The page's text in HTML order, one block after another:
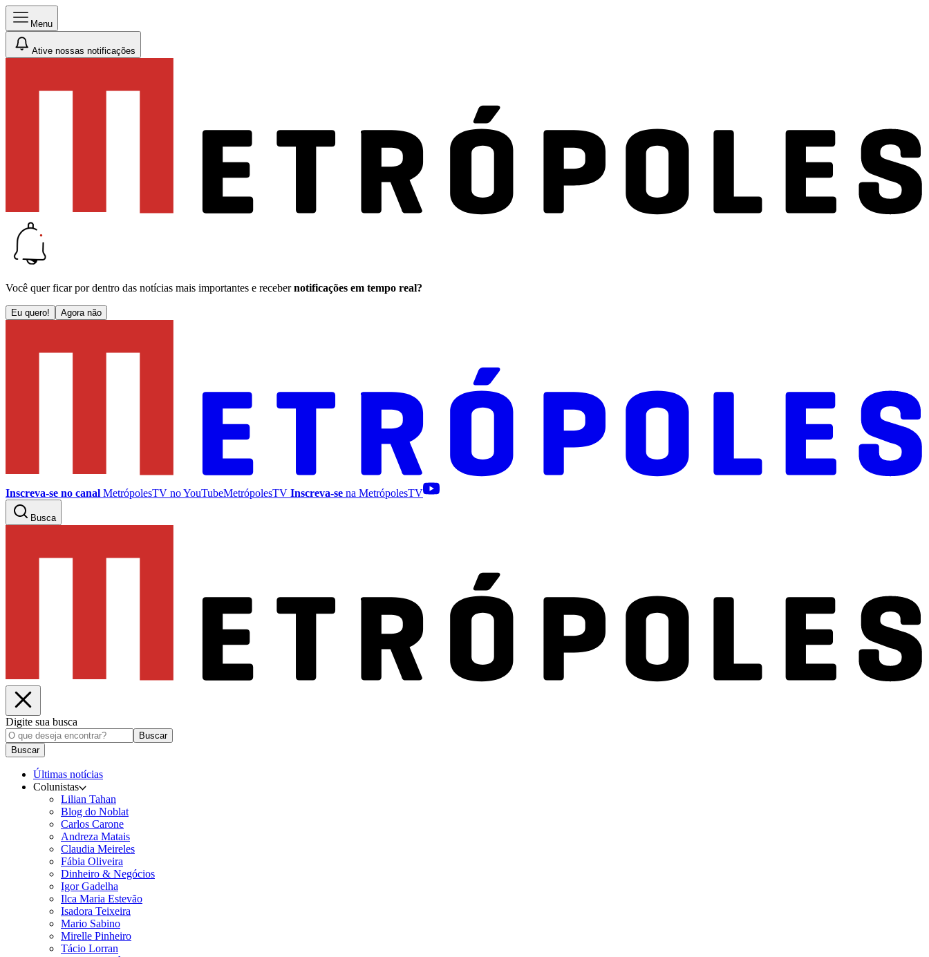
Menu
Ative nossas notificações
Você quer ficar por dentro das notícias mais importantes e receber notificações em tempo real?
Eu quero! Agora não
Inscreva-se no canal MetrópolesTV noYouTubeMetrópolesTV Inscreva-se na MetrópolesTV
Busca
Digite sua busca
Buscar
Buscar
Últimas notícias
Colunistas
Lilian Tahan
Blog do Noblat
Carlos Carone
Andreza Matais
Claudia Meireles
Fábia Oliveira
Dinheiro & Negócios
Igor Gadelha
Ilca Maria Estevão
Isadora Teixeira
Mario Sabino
Mirelle Pinheiro
Tácio Lorran